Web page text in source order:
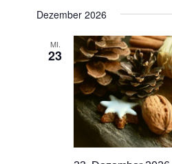
Dezember 2026
MI.
23